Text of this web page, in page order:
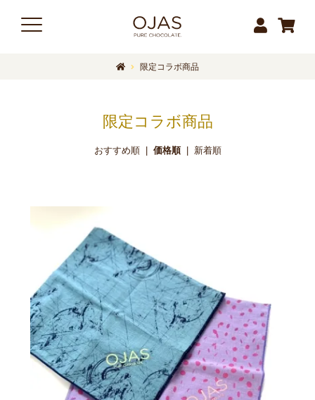
限定コラボ商品
限定コラボ商品
おすすめ順| 価格順| 新着順